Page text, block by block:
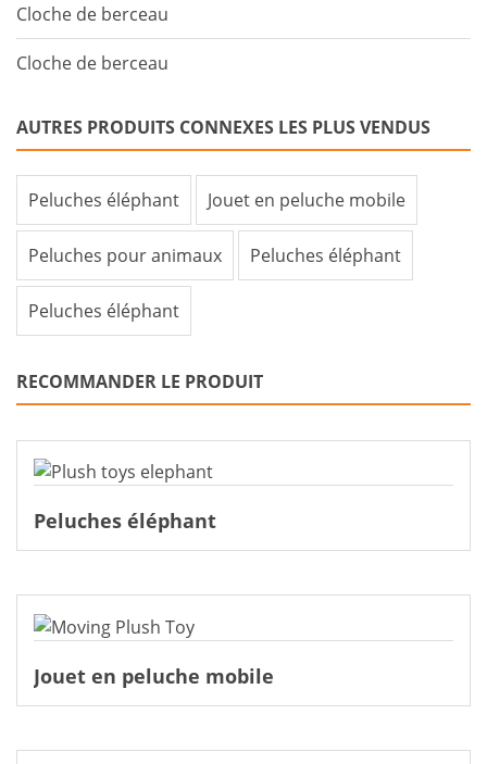
Cloche de berceau
Cloche de berceau
AUTRES PRODUITS CONNEXES LES PLUS VENDUS
Peluches éléphant Jouet en peluche mobile
Peluches pour animaux Peluches éléphant
Peluches éléphant
RECOMMANDER LE PRODUIT
Peluches éléphant
Jouet en peluche mobile